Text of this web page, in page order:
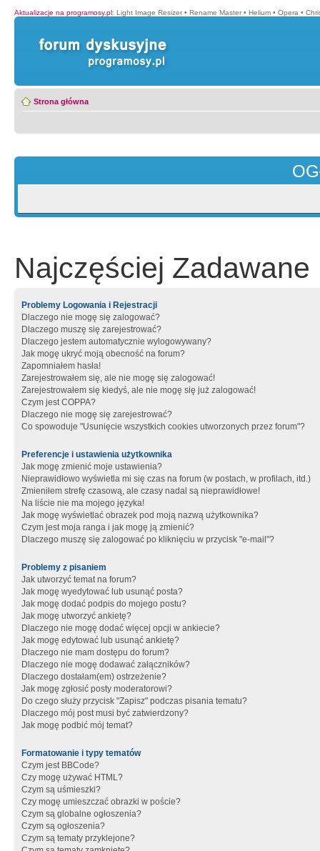
Aktualizacje na programosy.pl: Light Image Resizer • Rename Master • Helium • Opera •
Strona główna
Najczęściej Zadawane
Problemy Logowania i Rejestracji
Dlaczego nie mogę się zalogować?
Dlaczego muszę się zarejestrować?
Dlaczego jestem automatycznie wylogowywany?
Jak mogę ukryć moją obecność na forum?
Zapomniałem hasła!
Zarejestrowałem się, ale nie mogę się zalogować!
Zarejestrowałem się kiedyś, ale nie mogę się już zalogować!
Czym jest COPPA?
Dlaczego nie mogę się zarejestrować?
Co spowoduje "Usunięcie wszystkich cookies utworzonych przez forum"?
Preferencje i ustawienia użytkownika
Jak mogę zmienić moje ustawienia?
Nieprawidłowo wyświetla mi się czas na forum (w postach, w profilach, itd.)
Zmieniłem strefę czasową, ale czasy nadal są nieprawidłowe!
Na liście nie ma mojego języka!
Jak mogę wyświetlać obrazek pod moją nazwą użytkownika?
Czym jest moja ranga i jak mogę ją zmienić?
Dlaczego muszę się zalogować po kliknięciu w przycisk "e-mail"?
Problemy z pisaniem
Jak utworzyć temat na forum?
Jak mogę wyedytować lub usunąć posta?
Jak mogę dodać podpis do mojego postu?
Jak mogę utworzyć ankietę?
Dlaczego nie mogę dodać więcej opcji w ankiecie?
Jak mogę edytować lub usunąć ankietę?
Dlaczego nie mam dostępu do forum?
Dlaczego nie mogę dodawać załączników?
Dlaczego dostałam(em) ostrzeżenie?
Jak mogę zgłosić posty moderatorowi?
Do czego służy przycisk "Zapisz" podczas pisania tematu?
Dlaczego mój post musi być zatwierdzony?
Jak mogę podbić mój temat?
Formatowanie i typy tematów
Czym jest BBCode?
Czy mogę używać HTML?
Czym są uśmieszki?
Czy mogę umieszczać obrazki w poście?
Czym są globalne ogłoszenia?
Czym są ogłoszenia?
Czym są tematy przyklejone?